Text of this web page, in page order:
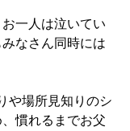
一人は泣いてい
なさん同時には
や場所見知りのシ
慣れるまでお父